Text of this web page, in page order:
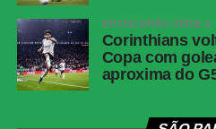
Jogo: Palmeiras x
Competição
: Campeonato
Data e hora
: 31 de maio de
Brasília)
BRASILEIRÃO SÉRIE A
Corinthians
Copa com
aproxima do